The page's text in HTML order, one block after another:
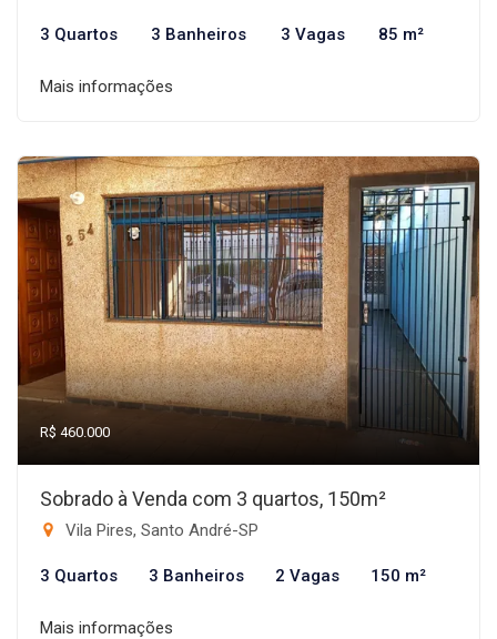
3 Quartos 3 Banheiros 3 Vagas 85 m²
Mais informações
R$ 460.000
Sobrado à Venda com 3 quartos, 150m²
Vila Pires, Santo André-SP
3 Quartos 3 Banheiros 2 Vagas 150 m²
Mais informações